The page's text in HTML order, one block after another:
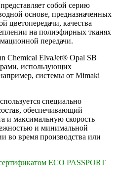
собой серию
основе, предназначенных
цветопередачи, качества
на полиэфирных тканях
передачи.
Chemical ElvaJet® Opal SB
использующих
системы от Mimaki
специально
обеспечивающий
и максимальную скорость
и минимальной
во время производства или
ECO PASSPORT